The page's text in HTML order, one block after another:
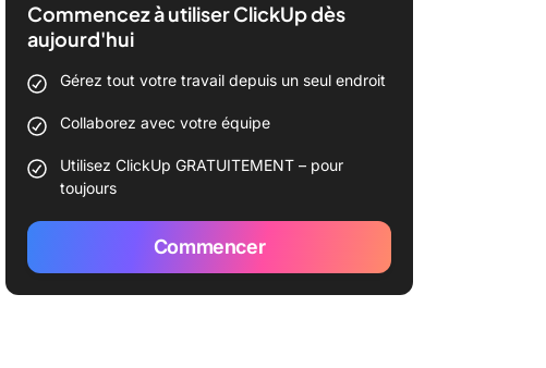
Commencez à utiliser ClickUp dès
aujourd'hui
Gérez tout votre travail depuis un seul endroit
Collaborez avec votre équipe
Utilisez ClickUp GRATUITEMENT – pour
toujours
Commencer